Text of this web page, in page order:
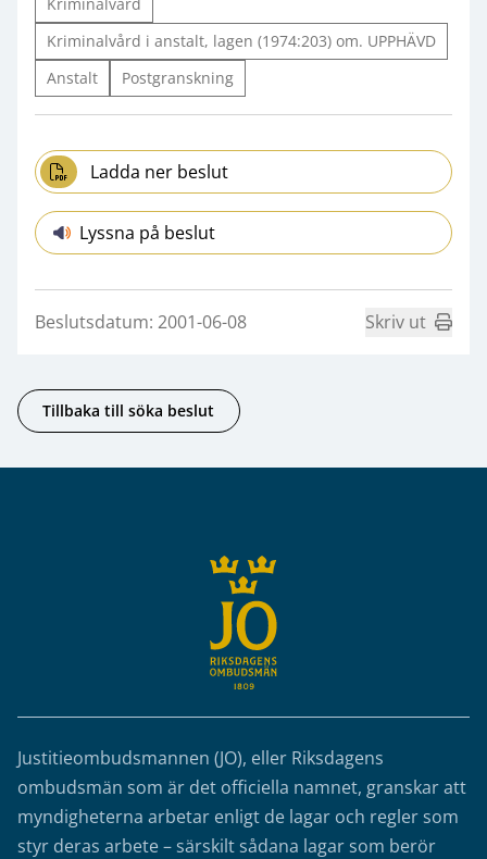
Kriminalvård i anstalt, lagen (1974:203) om. UPPHÄVD
Anstalt
Postgranskning
Ladda ner beslut
Lyssna på beslut
Beslutsdatum: 2001-06-08 Skriv ut
Tillbaka till söka beslut
Justitieombudsmannen (JO), eller Riksdagens
ombudsmän som är det officiella namnet, granskar att
myndigheterna arbetar enligt de lagar och regler som
styr deras arbete – särskilt sådana lagar som berör